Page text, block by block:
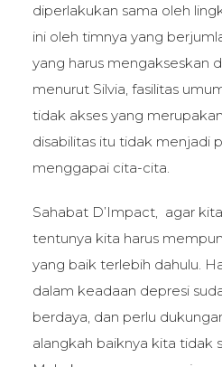
diperlakukan sama oleh
ini oleh timnya yang
yang harus mengakseskan
menurut Silvia, fasilitas
tidak akses yang
disabilitas itu tidak menjadi
menggapai cita-cita.
Sahabat D’Impact, agar
tentunya kita harus
yang baik terlebih dahulu.
dalam keadaan depresi
berdaya, dan perlu
alangkah baiknya kita tidak